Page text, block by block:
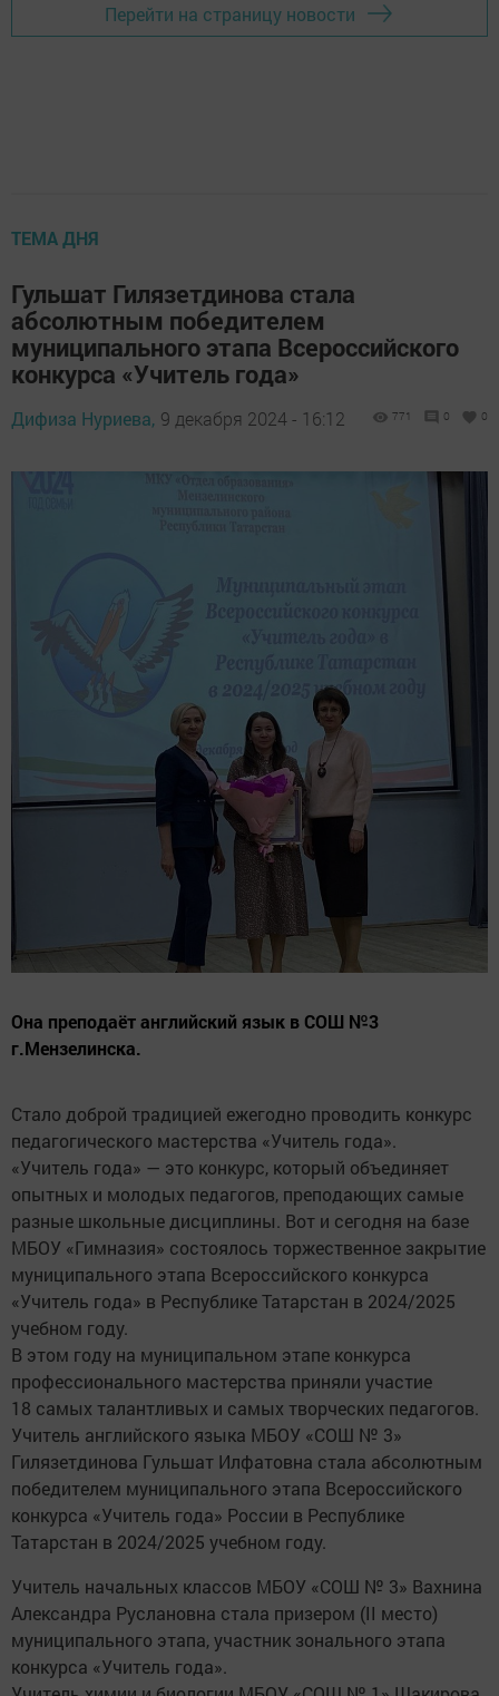
Перейти на страницу новости
ТЕМА ДНЯ
Гульшат Гилязетдинова стала
абсолютным победителем
муниципального этапа Всероссийского
конкурса «Учитель года»
Дифиза Нуриева, 9 декабря 2024 - 16:12 771 0 0
Она преподаёт английский язык в СОШ №3
г.Мензелинска.
Стало доброй традицией ежегодно проводить конкурс
педагогического мастерства «Учитель года».
«Учитель года» — это конкурс, который объединяет
опытных и молодых педагогов, преподающих самые
разные школьные дисциплины. Вот и сегодня на базе
МБОУ «Гимназия» состоялось торжественное закрытие
муниципального этапа Всероссийского конкурса
«Учитель года» в Республике Татарстан в 2024/2025
учебном году.
В этом году на муниципальном этапе конкурса
профессионального мастерства приняли участие
18 самых талантливых и самых творческих педагогов.
Учитель английского языка МБОУ «СОШ № 3»
Гилязетдинова Гульшат Илфатовна стала абсолютным
победителем муниципального этапа Всероссийского
конкурса «Учитель года» России в Республике
Татарстан в 2024/2025 учебном году.
Учитель начальных классов МБОУ «СОШ № 3» Вахнина
Александра Руслановна стала призером (II место)
муниципального этапа, участник зонального этапа
конкурса «Учитель года».